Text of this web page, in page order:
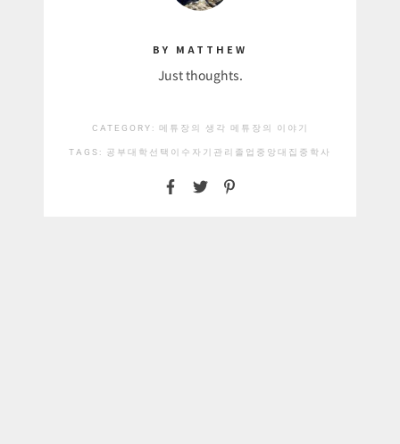
BY MATTHEW
Just thoughts.
CATEGORY: 메튜장의 생각 메튜장의 이야기
TAGS: 공부 대학 선택 이수 자기관리 졸업 중앙대 집중 학사